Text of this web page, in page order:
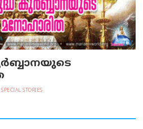
SPECIAL STORIES